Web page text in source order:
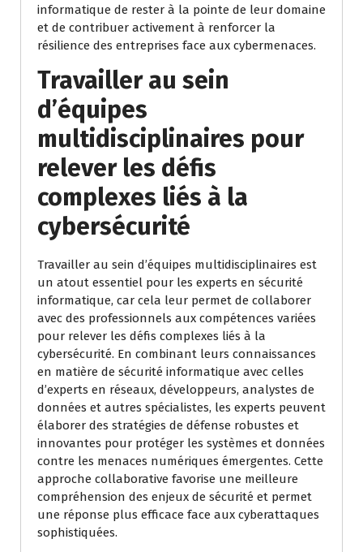
informatique de rester à la pointe de leur domaine
et de contribuer activement à renforcer la
résilience des entreprises face aux cybermenaces.
Travailler au sein
d’équipes
multidisciplinaires pour
relever les défis
complexes liés à la
cybersécurité
Travailler au sein d’équipes multidisciplinaires est
un atout essentiel pour les experts en sécurité
informatique, car cela leur permet de collaborer
avec des professionnels aux compétences variées
pour relever les défis complexes liés à la
cybersécurité. En combinant leurs connaissances
en matière de sécurité informatique avec celles
d’experts en réseaux, développeurs, analystes de
données et autres spécialistes, les experts peuvent
élaborer des stratégies de défense robustes et
innovantes pour protéger les systèmes et données
contre les menaces numériques émergentes. Cette
approche collaborative favorise une meilleure
compréhension des enjeux de sécurité et permet
une réponse plus efficace face aux cyberattaques
sophistiquées.